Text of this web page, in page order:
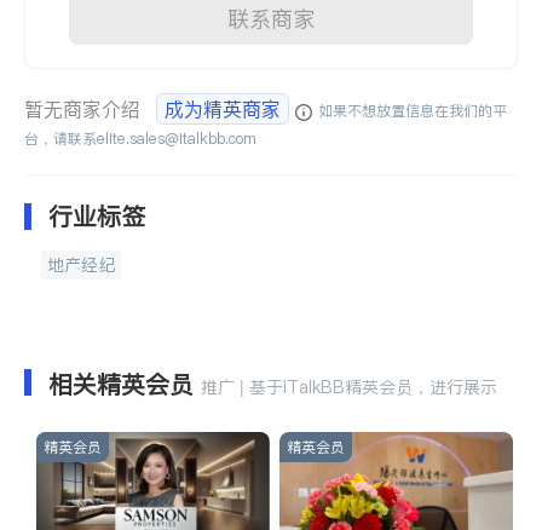
联系商家
暂无商家介绍 成为精英商家
如果不想放置信息在我们的平
台，请联系elite.sales@italkbb.com
行业标签
地产经纪
相关精英会员 推广 | 基于iTalkBB精英会员，进行展示
精英会员 精英会员